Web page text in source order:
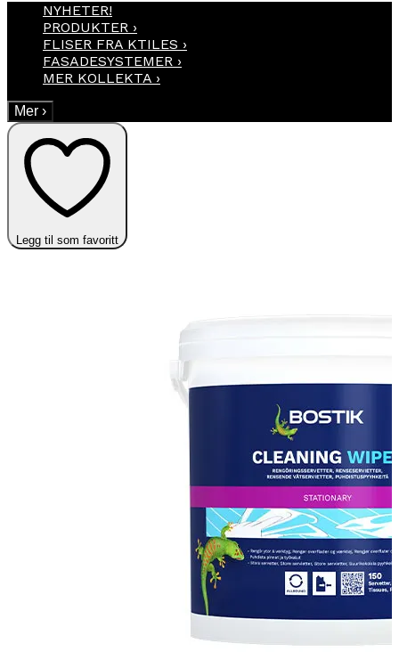
NYHETER!
PRODUKTER ›
FLISER FRA KTILES ›
FASADESYSTEMER ›
MER KOLLEKTA ›
Mer ›
Legg til som favoritt